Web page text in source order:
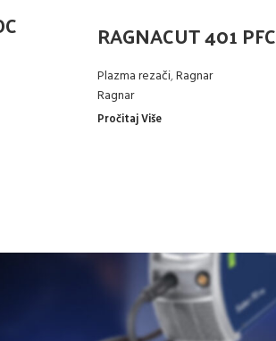
RAGNACUT 401 PFC
Plazma rezači,Ragnar
Ragnar
Pročitaj Više